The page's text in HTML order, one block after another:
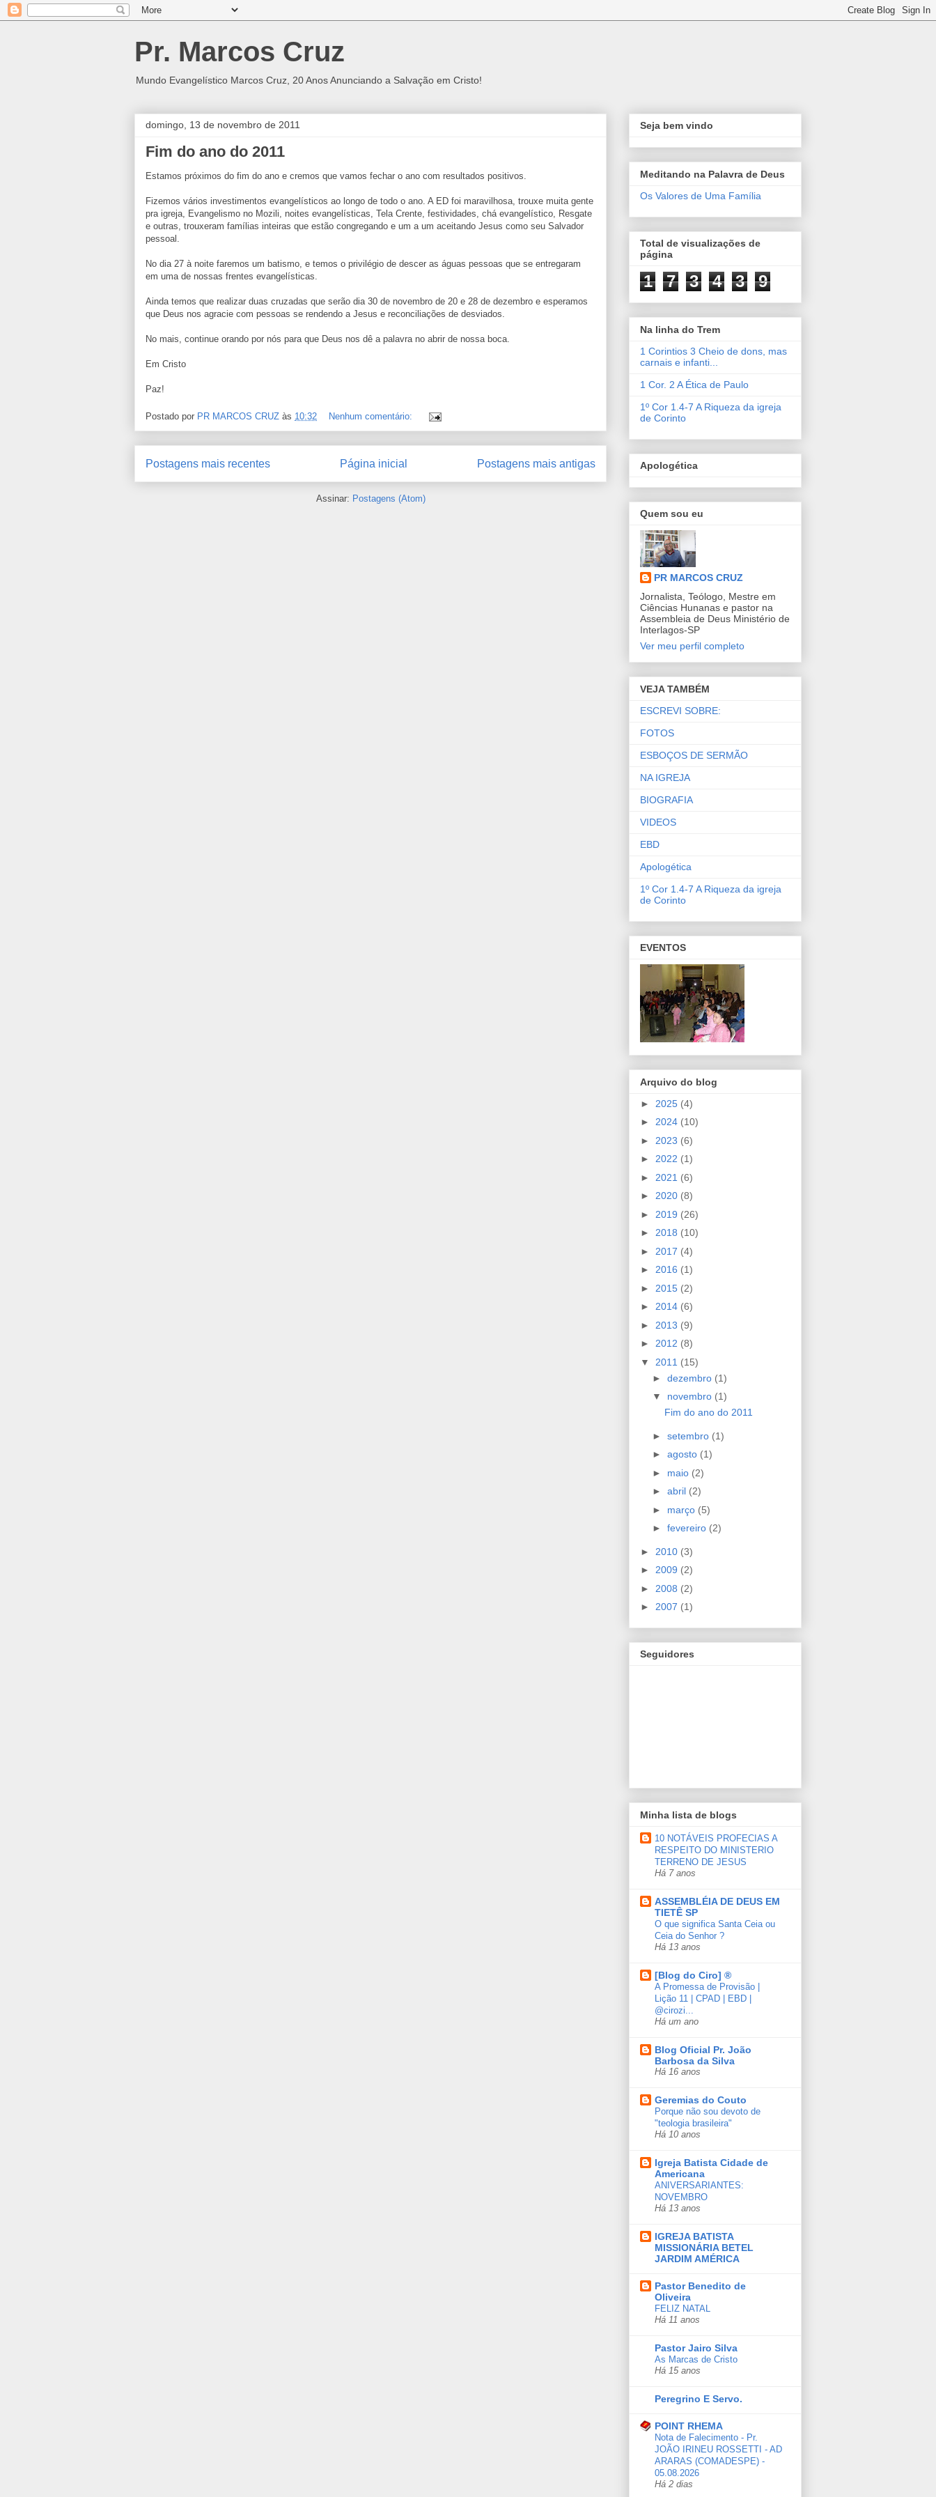
Pr. Marcos Cruz
Mundo Evangelístico Marcos Cruz, 20 Anos Anunciando a Salvação em Cristo!
domingo, 13 de novembro de 2011
Fim do ano do 2011
Estamos próximos do fim do ano e cremos que vamos fechar o ano com resultados positivos.
Fizemos vários investimentos evangelísticos ao longo de todo o ano. A ED foi maravilhosa, trouxe muita gente
pra igreja, Evangelismo no Mozili, noites evangelísticas, Tela Crente, festividades, chá evangelístico, Resgate
e outras, trouxeram famílias inteiras que estão congregando e um a um aceitando Jesus como seu Salvador
pessoal.
No dia 27 à noite faremos um batismo, e temos o privilégio de descer as águas pessoas que se entregaram
em uma de nossas frentes evangelísticas.
Ainda temos que realizar duas cruzadas que serão dia 30 de novembro de 20 e 28 de dezembro e esperamos
que Deus nos agracie com pessoas se rendendo a Jesus e reconciliações de desviados.
No mais, continue orando por nós para que Deus nos dê a palavra no abrir de nossa boca.
Em Cristo
Paz!
Postado por PR MARCOS CRUZ às 10:32 Nenhum comentário:
Postagens mais recentes Postagens mais antigas
Página inicial
Assinar: Postagens (Atom)
Seja bem vindo
Meditando na Palavra de Deus
Os Valores de Uma Família
Total de visualizações de
página
1 7 3 4 3 9
Na linha do Trem
1 Corintios 3 Cheio de dons, mas
carnais e infanti...
1 Cor. 2 A Ética de Paulo
1º Cor 1.4-7 A Riqueza da igreja
de Corinto
Apologética
Quem sou eu
PR MARCOS CRUZ
Jornalista, Teólogo, Mestre em
Ciências Hunanas e pastor na
Assembleia de Deus Ministério de
Interlagos-SP
Ver meu perfil completo
VEJA TAMBÉM
ESCREVI SOBRE:
FOTOS
ESBOÇOS DE SERMÃO
NA IGREJA
BIOGRAFIA
VIDEOS
EBD
Apologética
1º Cor 1.4-7 A Riqueza da igreja
de Corinto
EVENTOS
Arquivo do blog
► 2025 (4)
► 2024 (10)
► 2023 (6)
► 2022 (1)
► 2021 (6)
► 2020 (8)
► 2019 (26)
► 2018 (10)
► 2017 (4)
► 2016 (1)
► 2015 (2)
► 2014 (6)
► 2013 (9)
► 2012 (8)
▼ 2011 (15)
► dezembro (1)
▼ novembro (1)
Fim do ano do 2011
► setembro (1)
► agosto (1)
► maio (2)
► abril (2)
► março (5)
► fevereiro (2)
► 2010 (3)
► 2009 (2)
► 2008 (2)
► 2007 (1)
Seguidores
Minha lista de blogs
10 NOTÁVEIS PROFECIAS A
RESPEITO DO MINISTERIO
TERRENO DE JESUS
Há 7 anos
ASSEMBLÉIA DE DEUS EM
TIETÊ SP
O que significa Santa Ceia ou
Ceia do Senhor ?
Há 13 anos
[Blog do Ciro] ®
A Promessa de Provisão | ​
⁠Lição 11 | CPAD | EBD | ​⁠​⁠​⁠​⁠​⁠​⁠​
⁠@cirozi...
Há um ano
Blog Oficial Pr. João
Barbosa da Silva
Há 16 anos
Geremias do Couto
Porque não sou devoto de
"teologia brasileira"
Há 10 anos
Igreja Batista Cidade de
Americana
ANIVERSARIANTES:
NOVEMBRO
Há 13 anos
IGREJA BATISTA
MISSIONÁRIA BETEL
JARDIM AMÉRICA
Pastor Benedito de
Oliveira
FELIZ NATAL
Há 11 anos
Pastor Jairo Silva
As Marcas de Cristo
Há 15 anos
Peregrino E Servo.
POINT RHEMA
Nota de Falecimento - Pr.
JOÃO IRINEU ROSSETTI - AD
ARARAS (COMADESPE) -
05.08.2026
Há 2 dias